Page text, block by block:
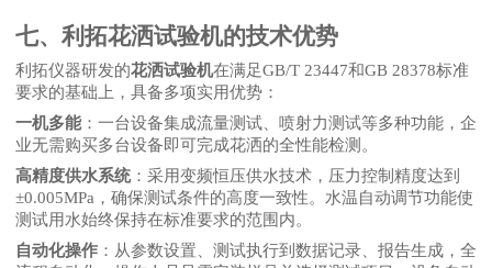
七、利拓花洒试验机的技术优势
利拓仪器研发的花洒试验机在满足GB/T 23447和GB 28378标准
要求的基础上，具备多项实用优势：
一机多能 ：一台设备集成流量测试、喷射力测试等多种功能，企
业无需购买多台设备即可完成花洒的全性能检测。
高精度供水系统：采用变频恒压供水技术，压力控制精度达到
±0.005MPa，确保测试条件的高度一致性。水温自动调节功能使
测试用水始终保持在标准要求的范围内。
自动化操作 ：从参数设置、测试执行到数据记录、报告生成，全